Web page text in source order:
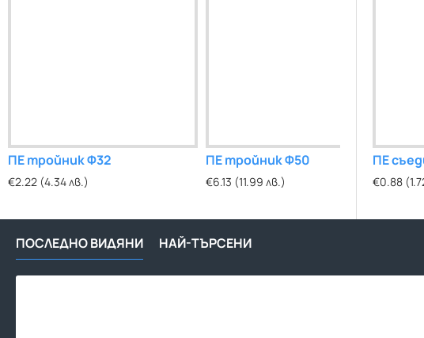
ПЕ тройник Ф32
€2.22 (4.34 лв.)
ПЕ тройник Ф50
€6.13 (11.99 лв.)
ПЕ
ПЕ
€0.88
ПОСЛЕДНО ВИДЯНИ НАЙ-ТЪРСЕНИ